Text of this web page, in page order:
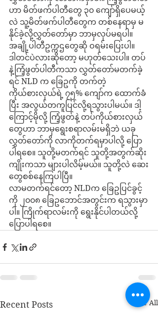
ဟာ မိတ်ဖက်ပါတီတွေ ၃၀ ကျော်ရှိပေမယ့်
လဲ သူ့မိတ်ဖက်ပါတီတွေက တစ်နေရာမှ မ
နိုင်ခဲ့လို့လွှတ်တော်မှာ ဘာမှလုပ်မရပါ။
အချို့ပါတီဥက္ကဌတွေဆို ဝရမ်းပြေးပါ။
ဒါတင်ပဲလားဆိုတော့ မဟုတ်သေးပါ။ တပ်
နဲ့ကြံ့ဖွတ်ပါတီကသာ လွှတ်တော်မတက်ခဲ့
ရင် NLD က ခြေဥကို တက်တဲ့
ကိုယ်စားလှယ်ရဲ့ ၇၅% ကျော်က ထောက်ခံ
ပြီး အလွယ်တကူပြင်လို့ရသွားပါမယ်။ ဒါ့
ကြောင့်မိုလို့ ကြံ့ဖွတ်နဲ့ တပ်ကိုယ်စားလှယ်
တွေဟာ ဘာမှရွေးစရာလမ်းမရှိဘဲ ယခု
လွှတ်တော်ကို လာကိုတက်ရမှာပါလို့ ပြော
ပါရစေ။ သူတို့မတက်ရင် သူတို့အတွက်ဆိုး
ကျိုးကသာ များပါလိမ့်မယ်။ သူတို့လဲ ဆေး
တွေစစ်နေကြပါပြီ။
လာမတက်ရင်တော့ NLDက ခြေဥပြင်ခွင့်
ကို ၂၀၀၈ ခြေဥဘောင်အတွင်းက ရသွားမှာ
ပါ။ ကြိုက်ရာလမ်းကို ရွေးနိုင်ပါတယ်လို့
ပြောပါရစေ။
Recent Posts See All